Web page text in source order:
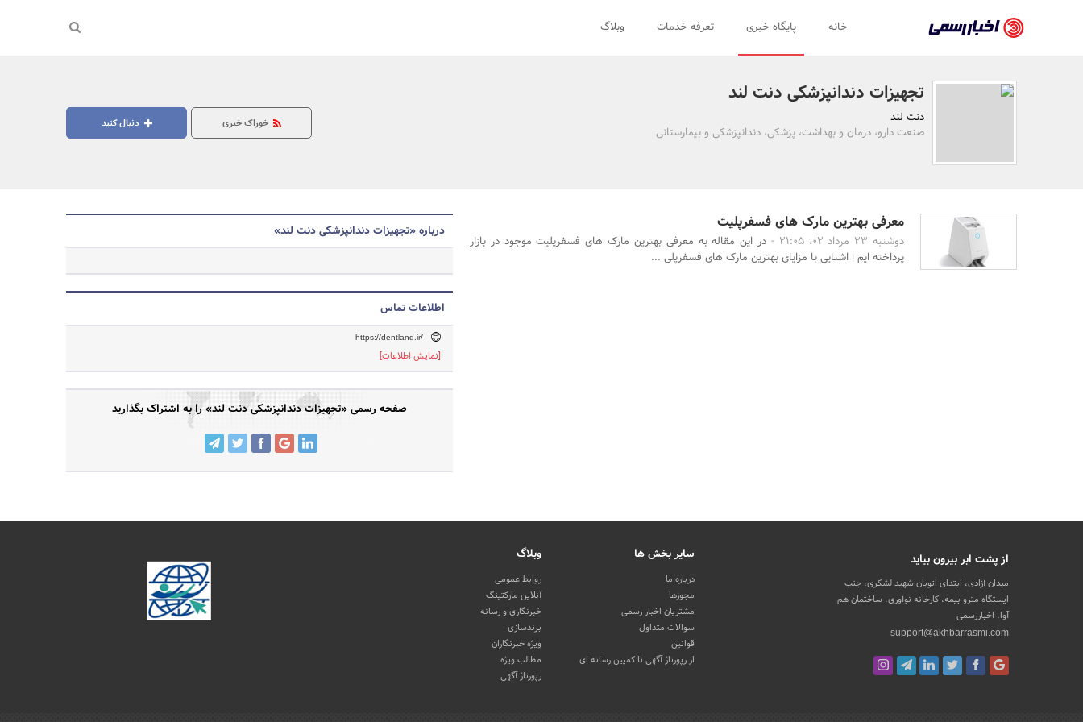
رسمی
-
اخبار
تایید
سازمان‌ها
روابط
خانه پایگاه خبری تعرفه خدمات وبلاگ
تجهیزات دندانپزشکی دنت لند
دنت لند
صنعت دارو، درمان و بهداشت، پزشکی، دندانپزشکی و بیمارستانی
دنبال کنید خوراک خبری
معرفی بهترین مارک های فسفرپلیت
دوشنبه 23 مرداد 02، 21:05 -
در این مقاله به معرفی بهترین مارک های فسفرپلیت موجود در بازار
پرداخته ایم | اشنایی با مزایای بهترین مارک های فسفرپلی ...
درباره «تجهیزات دندانپزشکی دنت لند»
اطلاعات تماس
https://dentland.ir/
[نمایش اطلاعات]
صفحه رسمی «تجهیزات دندانپزشکی دنت لند» را به اشتراک بگذارید
از پشت ابر بیرون بیاید
میدان آزادی، ابتدای اتوبان شهید لشکری، جنب
ایستگاه مترو بیمه، کارخانه نوآوری، ساختمان هم
آوا، اخباررسمی
support@akhbarrasmi.com
سایر بخش ها
درباره ما
مجوزها
مشتریان اخبار رسمی
سوالات متداول
قوانین
از رپورتاژ آگهی تا کمپین رسانه ای
وبلاگ
روابط عمومی
آنلاین مارکتینگ
خبرنگاری و رسانه
برندسازی
ویژه خبرنگاران
مطالب ویژه
رپورتاژ آگهی